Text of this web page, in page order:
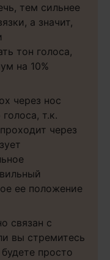
тем сильнее
а значит,
тон голоса,
на 10%
через нос
т.к.
через
ее положение
связан с
вы стремитесь
просто